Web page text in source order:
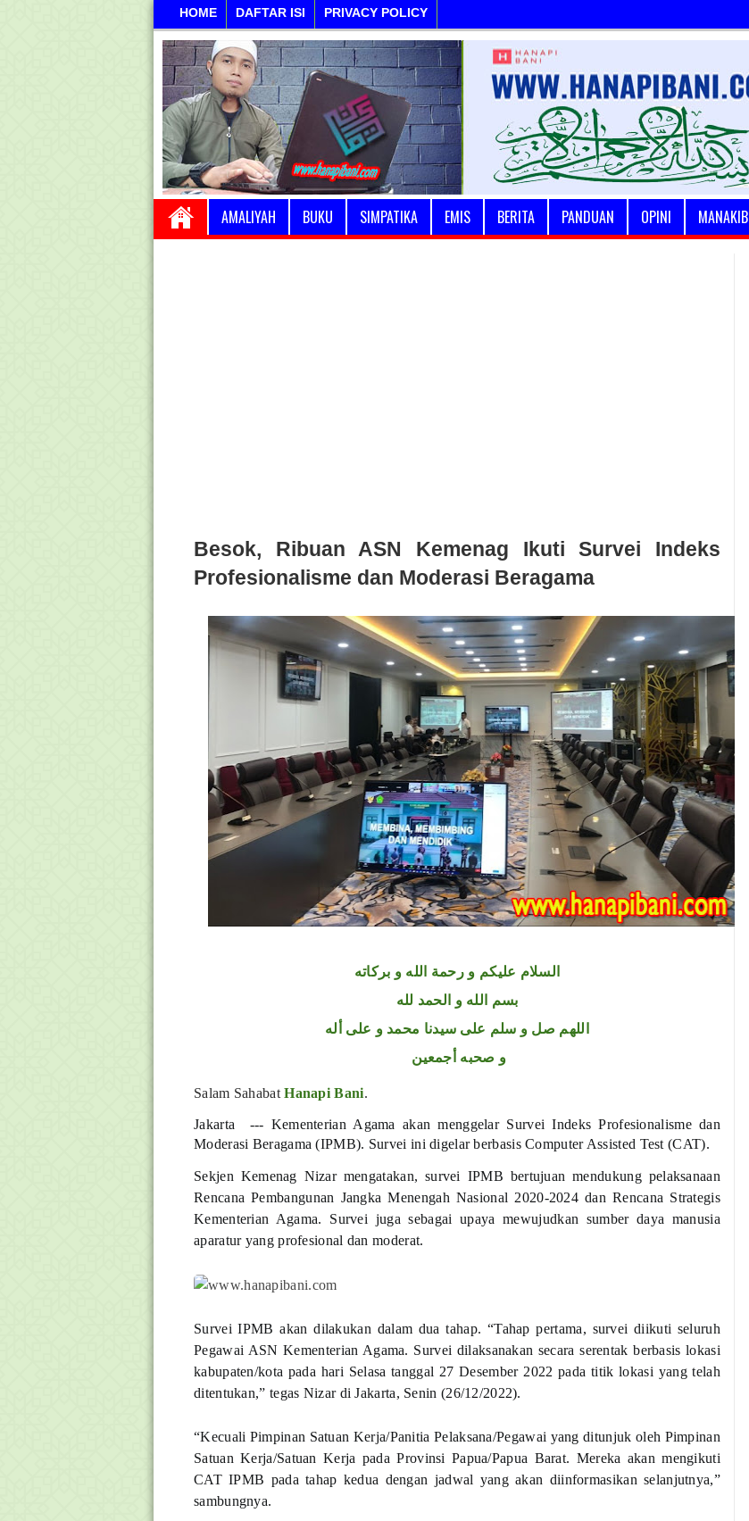
HOME DAFTAR ISI PRIVACY POLICY
AMALIYAH BUKU SIMPATIKA EMIS BERITA PANDUAN OPINI MANAKIB
Besok, Ribuan ASN Kemenag Ikuti Survei Indeks
Profesionalisme dan Moderasi Beragama
السلام عليكم و رحمة الله و بركاته
بسم الله و الحمد لله
اللهم صل و سلم على سيدنا محمد و على أله
و صحبه أجمعين
Salam SahabatHanapi Bani.
Jakarta --- Kementerian Agama akan menggelar Survei Indeks Profesionalisme dan
Moderasi Beragama (IPMB). Survei ini digelar berbasis Computer Assisted Test (CAT).
Sekjen Kemenag Nizar mengatakan, survei IPMB bertujuan mendukung pelaksanaan
Rencana Pembangunan Jangka Menengah Nasional 2020-2024 dan Rencana Strategis
Kementerian Agama. Survei juga sebagai upaya mewujudkan sumber daya manusia
aparatur yang profesional dan moderat.
Survei IPMB akan dilakukan dalam dua tahap. “Tahap pertama, survei diikuti seluruh
Pegawai ASN Kementerian Agama. Survei dilaksanakan secara serentak berbasis lokasi
kabupaten/kota pada hari Selasa tanggal 27 Desember 2022 pada titik lokasi yang telah
ditentukan,” tegas Nizar di Jakarta, Senin (26/12/2022).
“Kecuali Pimpinan Satuan Kerja/Panitia Pelaksana/Pegawai yang ditunjuk oleh Pimpinan
Satuan Kerja/Satuan Kerja pada Provinsi Papua/Papua Barat. Mereka akan mengikuti
CAT IPMB pada tahap kedua dengan jadwal yang akan diinformasikan selanjutnya,”
sambungnya.